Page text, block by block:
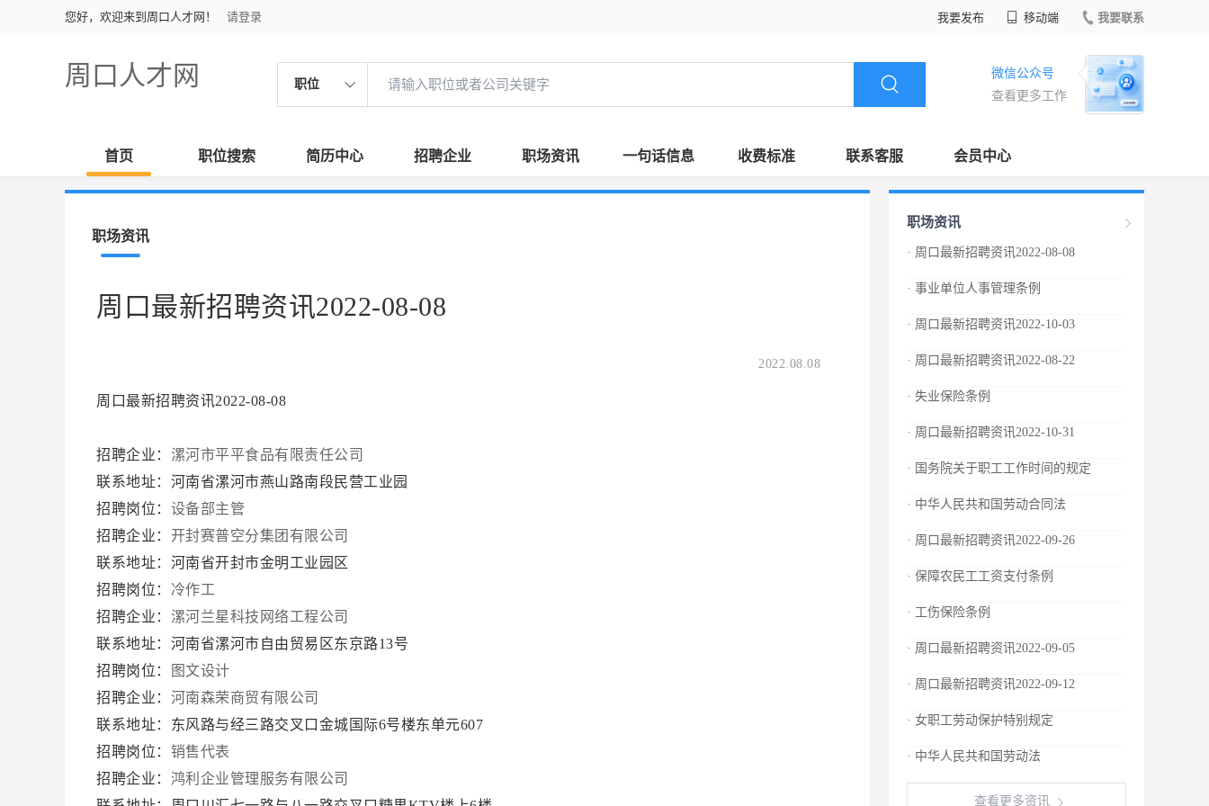
您好，欢迎来到周口人才网！ 请登录 我要发布 移动端 我要联系
周口人才网 职位
微信公众号
查看更多工作
首页 职位搜索 简历中心 招聘企业 职场资讯 一句话信息 收费标准 联系客服 会员中心
职场资讯
周口最新招聘资讯2022-08-08
2022.08.08
周口最新招聘资讯2022-08-08
招聘企业： 漯河市平平食品有限责任公司
联系地址：河南省漯河市燕山路南段民营工业园
招聘岗位： 设备部主管
招聘企业： 开封赛普空分集团有限公司
联系地址：河南省开封市金明工业园区
招聘岗位： 冷作工
招聘企业： 漯河兰星科技网络工程公司
联系地址：河南省漯河市自由贸易区东京路13号
招聘岗位：
图文设计
招聘企业： 河南森荣商贸有限公司
联系地址：东风路与经三路交叉口金城国际6号楼东单元607
招聘岗位： 销售代表
招聘企业： 鸿利企业管理服务有限公司
职场资讯
· 周口最新招聘资讯2022-08-08
· 事业单位人事管理条例
· 周口最新招聘资讯2022-10-03
· 周口最新招聘资讯2022-08-22
· 失业保险条例
· 周口最新招聘资讯2022-10-31
· 国务院关于职工工作时间的规定
· 中华人民共和国劳动合同法
· 周口最新招聘资讯2022-09-26
· 保障农民工工资支付条例
· 工伤保险条例
· 周口最新招聘资讯2022-09-05
· 周口最新招聘资讯2022-09-12
· 女职工劳动保护特别规定
· 中华人民共和国劳动法
查看更多资讯